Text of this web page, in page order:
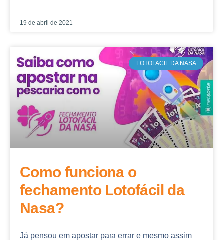
19 de abril de 2021
LOTOFACIL DA NASA
Como funciona o
fechamento Lotofácil da
Nasa?
Já pensou em apostar para errar e mesmo assim